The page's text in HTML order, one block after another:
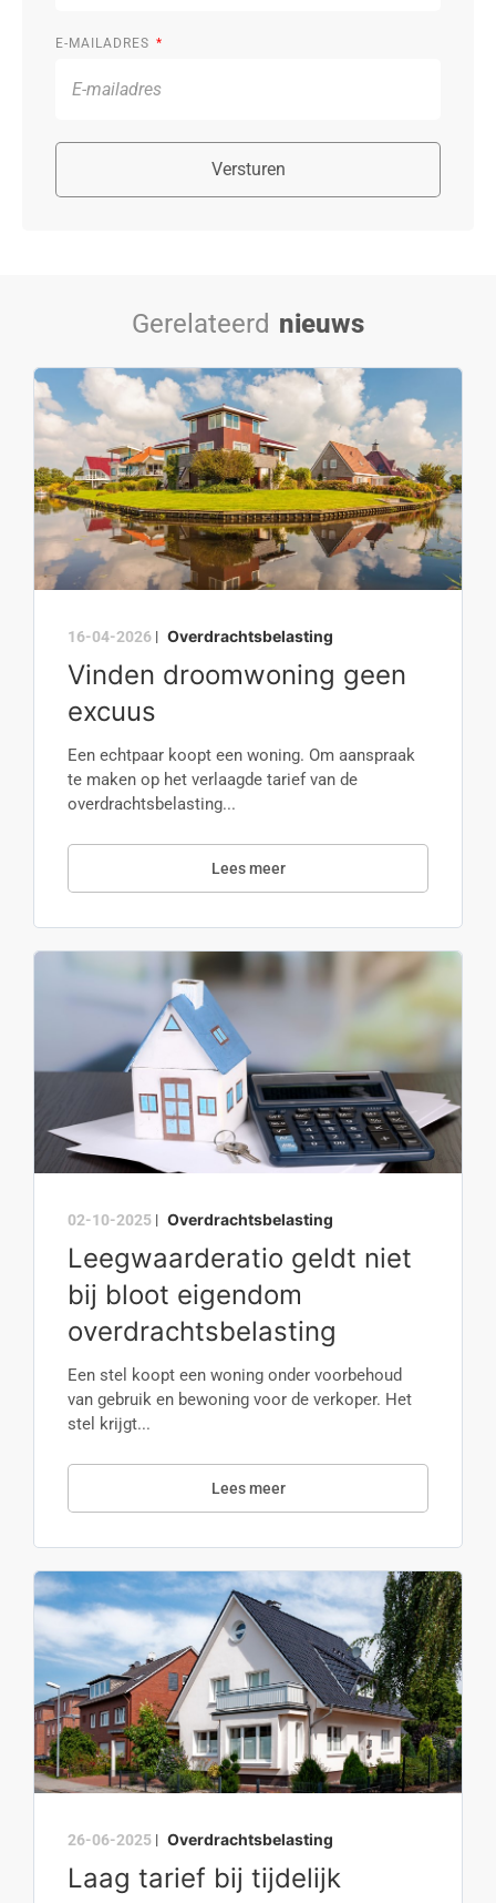
E-MAILADRES
Versturen
Gerelateerd nieuws
16-04-2026 | Overdrachtsbelasting
Vinden droomwoning geen
excuus
Een echtpaar koopt een woning. Om aanspraak
te maken op het verlaagde tarief van de
overdrachtsbelasting...
Lees meer
02-10-2025 | Overdrachtsbelasting
Leegwaarderatio geldt niet
bij bloot eigendom
overdrachtsbelasting
Een stel koopt een woning onder voorbehoud
van gebruik en bewoning voor de verkoper. Het
stel krijgt...
Lees meer
26-06-2025 | Overdrachtsbelasting
Laag tarief bij tijdelijk